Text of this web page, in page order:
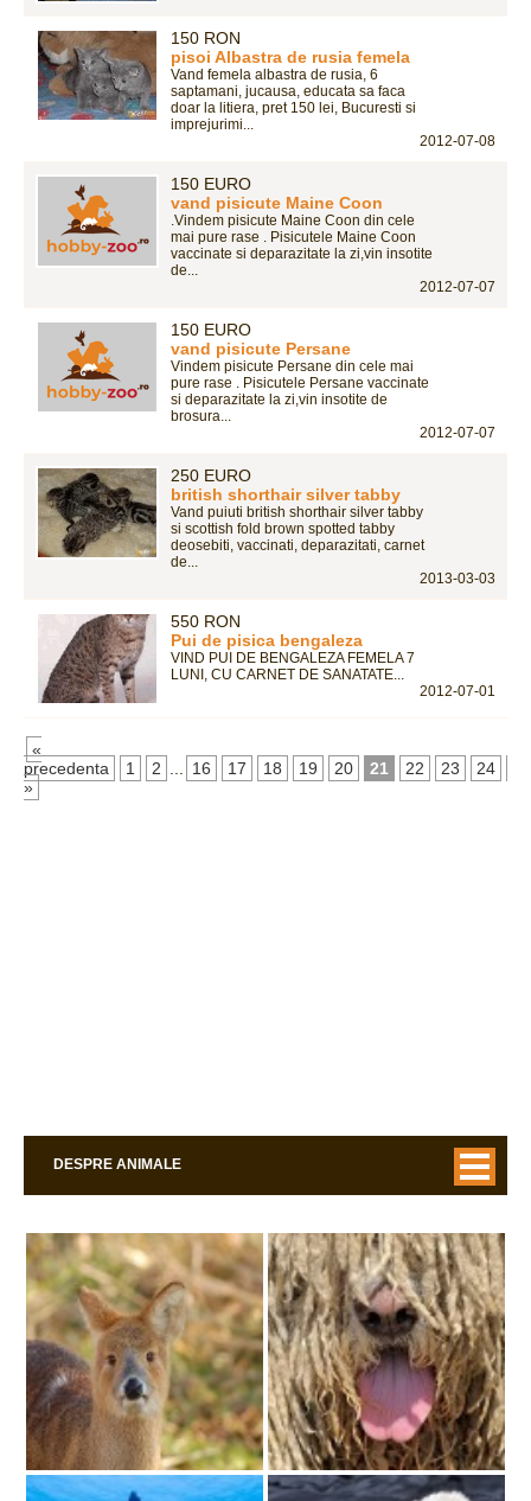
150 RON
pisoi Albastra de rusia femela
Vand femela albastra de rusia, 6
saptamani, jucausa, educata sa faca
doar la litiera, pret 150 lei, Bucuresti si
imprejurimi...
2012-07-08
150 EURO
vand pisicute Maine Coon
.Vindem pisicute Maine Coon din cele
mai pure rase . Pisicutele Maine Coon
vaccinate si deparazitate la zi,vin insotite
de...
2012-07-07
150 EURO
vand pisicute Persane
Vindem pisicute Persane din cele mai
pure rase . Pisicutele Persane vaccinate
si deparazitate la zi,vin insotite de
brosura...
2012-07-07
250 EURO
british shorthair silver tabby
Vand puiuti british shorthair silver tabby
si scottish fold brown spotted tabby
deosebiti, vaccinati, deparazitati, carnet
de...
2013-03-03
550 RON
Pui de pisica bengaleza
VIND PUI DE BENGALEZA FEMELA 7
LUNI, CU CARNET DE SANATATE...
2012-07-01
«
precedenta
1 2 ... 16 17 18 19 20 21 22 23 24
»
DESPRE ANIMALE